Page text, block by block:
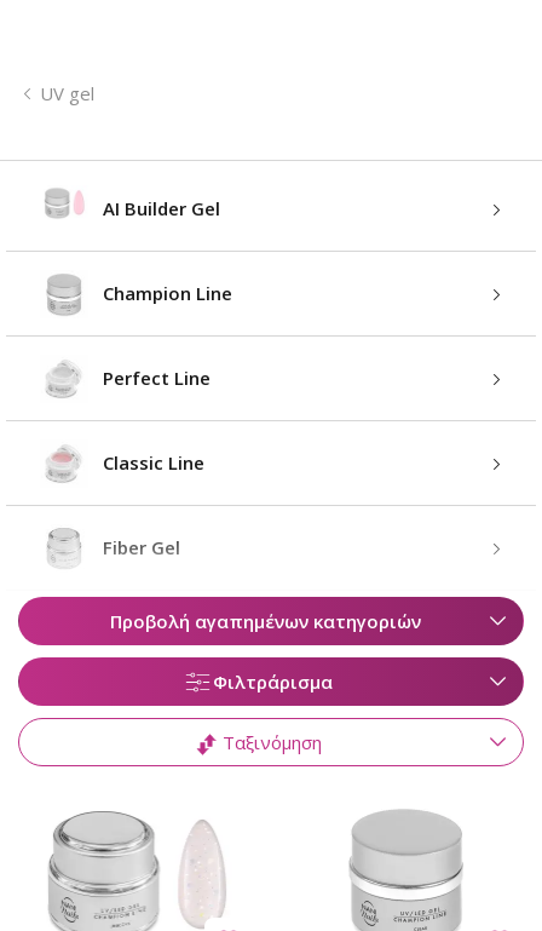
UV gel
AI Builder Gel
Champion Line
Perfect Line
Classic Line
Fiber Gel
Προβολή αγαπημένων κατηγοριών
Φιλτράρισμα
Ταξινόμηση